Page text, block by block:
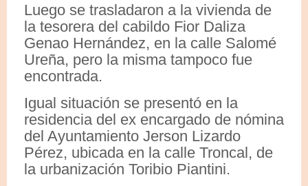
Luego se trasladaron a la vivienda de
la tesorera del cabildo Fior Daliza
Genao Hernández, en la calle Salomé
Ureña, pero la misma tampoco fue
encontrada.
Igual situación se presentó en la
residencia del ex encargado de nómina
del Ayuntamiento Jerson Lizardo
Pérez, ubicada en la calle Troncal, de
la urbanización Toribio Piantini.